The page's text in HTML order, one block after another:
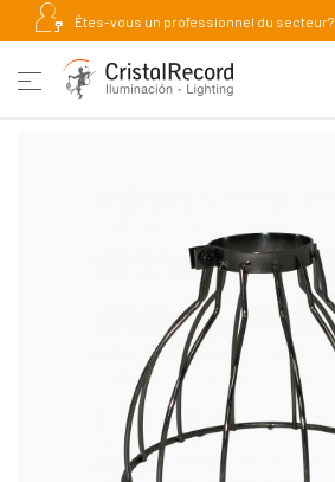
Êtes-vous un professionnel du secteur?